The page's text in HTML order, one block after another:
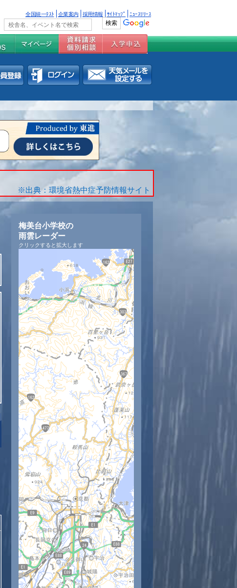
全国統一ﾃｽﾄ 企業案内 採用情報 ｻｲﾄﾏｯﾌﾟ ﾆｭｰｽﾘﾘｰｽ
※出典：環境省熱中症予防情報サイト
梅美台小学校の
雨雲レーダー
クリックすると拡大します